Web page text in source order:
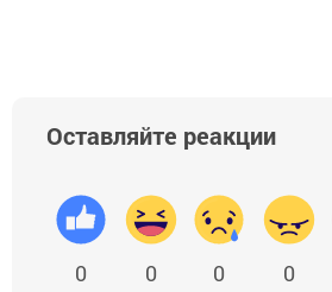
Оставляйте реакции
0 0 0 0